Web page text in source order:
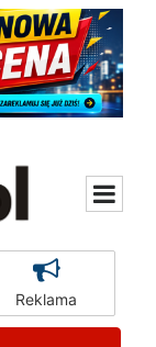
Reklama